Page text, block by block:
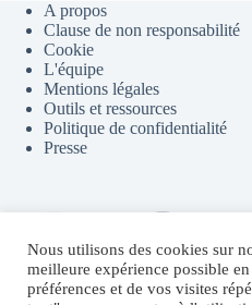
A propos
Clause de non responsabilité
Cookie
L'équipe
Mentions légales
Outils et ressources
Politique de confidentialité
Presse
Discord
Flux RSS
Nous utilisons des cookies sur
meilleure expérience possible
préférences et de vos visites